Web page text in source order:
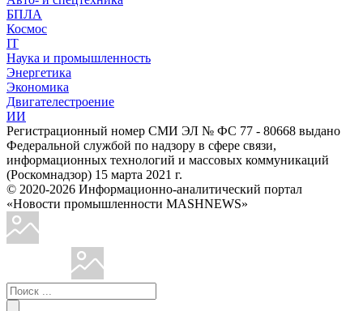
БПЛА
Космос
IT
Наука и промышленность
Энергетика
Экономика
Двигателестроение
ИИ
Регистрационный номер СМИ ЭЛ № ФС 77 - 80668 выдано
Федеральной службой по надзору в сфере связи,
информационных технологий и массовых коммуникаций
(Роскомнадзор) 15 марта 2021 г.
© 2020-2026 Информационно-аналитический портал
«Новости промышленности MASHNEWS»